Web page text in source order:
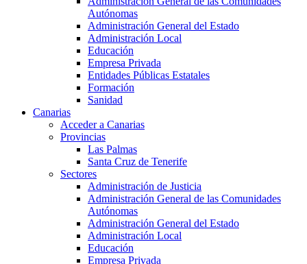
Autónomas
Administración General del Estado
Administración Local
Educación
Empresa Privada
Entidades Públicas Estatales
Formación
Sanidad
Canarias
Acceder a Canarias
Provincias
Las Palmas
Santa Cruz de Tenerife
Sectores
Administración de Justicia
Administración General de las Comunidades
Autónomas
Administración General del Estado
Administración Local
Educación
Empresa Privada